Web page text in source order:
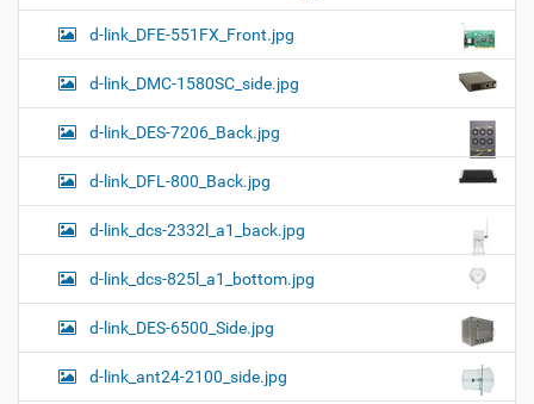
d-link_DFE-551FX_Front.jpg
d-link_DMC-1580SC_side.jpg
d-link_DES-7206_Back.jpg
d-link_DFL-800_Back.jpg
d-link_dcs-2332l_a1_back.jpg
d-link_dcs-825l_a1_bottom.jpg
d-link_DES-6500_Side.jpg
d-link_ant24-2100_side.jpg